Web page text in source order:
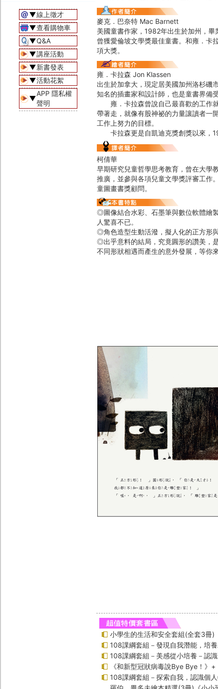
▼線上徵才
▼查看購物車
▼Q&A
▼講座活動
▼新書發表
▼活動花絮
▼
APP 隱私權
聲明
麥克．巴奈特 Mac Barnett
美國童書作家，1982年出生於加州，
曾獲愛倫坡文學獎最佳童書。和雍．卡
項大獎。
雍．卡拉森 Jon Klassen
出生於加拿大，現定居美國加州洛杉磯
知名的插畫家和設計師，也是童書界備
雍．卡拉森曾說自己最喜歡的工作就
帶著走，就像有股神祕的力量讓讀者一
工作上努力的目標。
卡拉森更是自凱迪克獎創獎以來，
柯倩華
早期研究兒童哲學思考教育，曾在大學
推廣，並參與各項兒童文學獎評審工作
童圖畫書獎顧問。
◎圖像結合水彩、石墨筆與數位軟體繪
人驚喜不已。
◎角色造型生動活潑，擬人化的正方形
◎出乎意料的結局，究竟圓形的讚美，
不同形狀相遇而產生的意外發展，等你
小學生的生活和安全套組(全套3冊)
108課綱套組－發現自我潛能，培
108課綱套組－美感從小培養－認
《和新型冠狀病毒說Bye Bye！》
108課綱套組－探索自我，認識個